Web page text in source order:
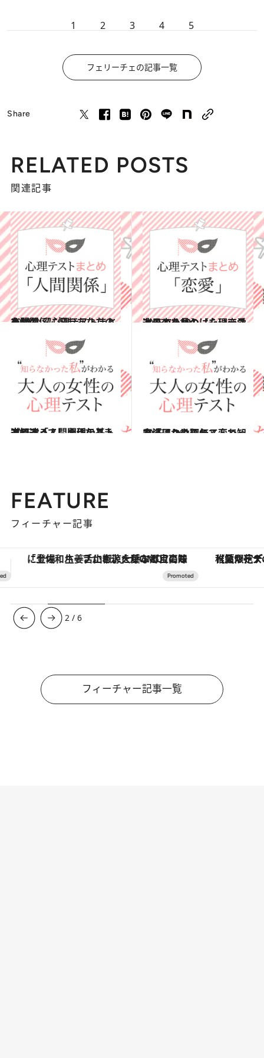
1 2 3 4 5
フェリーチェの記事一覧
Share
RELATED POSTS
関連記事
2015.8.7
人間関係に悩むあなたのための 【心理テストまとめ10】
占い 2015.7.31
次の恋を見つけたい恋愛迷子のための【心理テストまとめ10】
占い
2015.8.1
道に迷ってしまったときどうする？ 心理テストで知る「人間関係の基本」
占い 2015.5.16
魔法にかけられて変わった姿は？心理テストで知る「周りの評価」
占い
FEATURE
フィーチャー記事
【夏限定ディナーコース】旬を迎える稚鮎や花ズッキーニなどをイタリア・トスカーナの郷土料理の手法で満喫！
3 /6
フィーチャー記事一覧